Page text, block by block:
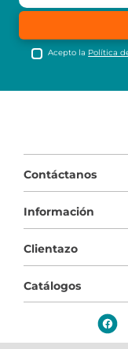
Acepto la Política
Contáctanos
Información
Clientazo
Catálogos